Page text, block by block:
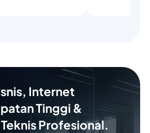
Internet
Tinggi &
Profesional.